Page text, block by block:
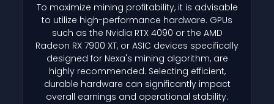
To maximize mining profitability, it is advisable
to utilize high-performance hardware. GPUs
such as the Nvidia RTX 4090 or the AMD
Radeon RX 7900 XT, or ASIC devices specifically
designed for Nexa's mining algorithm, are
highly recommended. Selecting efficient,
durable hardware can significantly impact
overall earnings and operational stability.